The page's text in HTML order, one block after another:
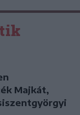
Majkát,